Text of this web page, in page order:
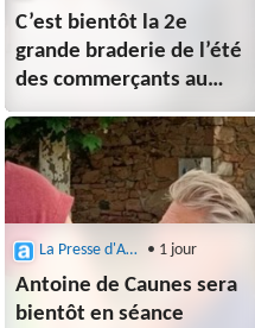
C’est bientôt la 2e
grande braderie de l’été
des commerçants au
centre-ville de Paimpol
La Presse d'Armor (Paimpol) • 1 jour
Antoine de Caunes sera
bientôt en séance